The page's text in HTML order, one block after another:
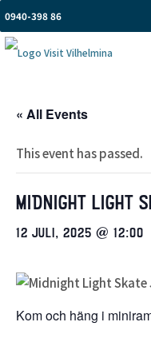
0940-398 86
« All Events
This event has passed.
MIDNIGHT LIGHT
12 JULI, 2025 @ 12:00
Kom och häng i